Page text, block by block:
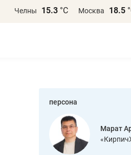
Челны 15.3 °С Москва 18.5
персона
Марат